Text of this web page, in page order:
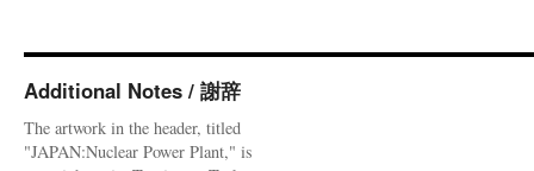
Additional Notes / 謝辞
The artwork in the header, titled
"JAPAN:Nuclear Power Plant," is